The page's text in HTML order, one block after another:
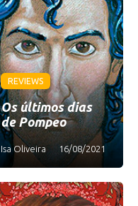
REVIEWS
Os últimos dias
de Pompeo
Isa Oliveira 16/08/2021